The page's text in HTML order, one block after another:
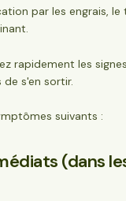
par les engrais, le
rapidement les
s'en sortir.
suivants :
(dans